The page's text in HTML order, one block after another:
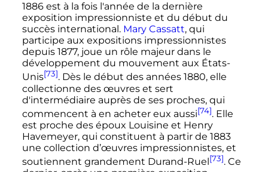
1886 est à la fois l'année de la dernière
exposition impressionniste et du début du
succès international. Mary Cassatt, qui
participe aux expositions impressionnistes
depuis 1877, joue un rôle majeur dans le
développement du mouvement aux États-
Unis[73]. Dès le début des années 1880, elle
collectionne des œuvres et sert
d'intermédiaire auprès de ses proches, qui
commencent à en acheter eux aussi[74]. Elle
est proche des époux Louisine et Henry
Havemeyer, qui constituent à partir de 1883
une collection d’œuvres impressionnistes, et
soutiennent grandement Durand-Ruel [73]. Ce